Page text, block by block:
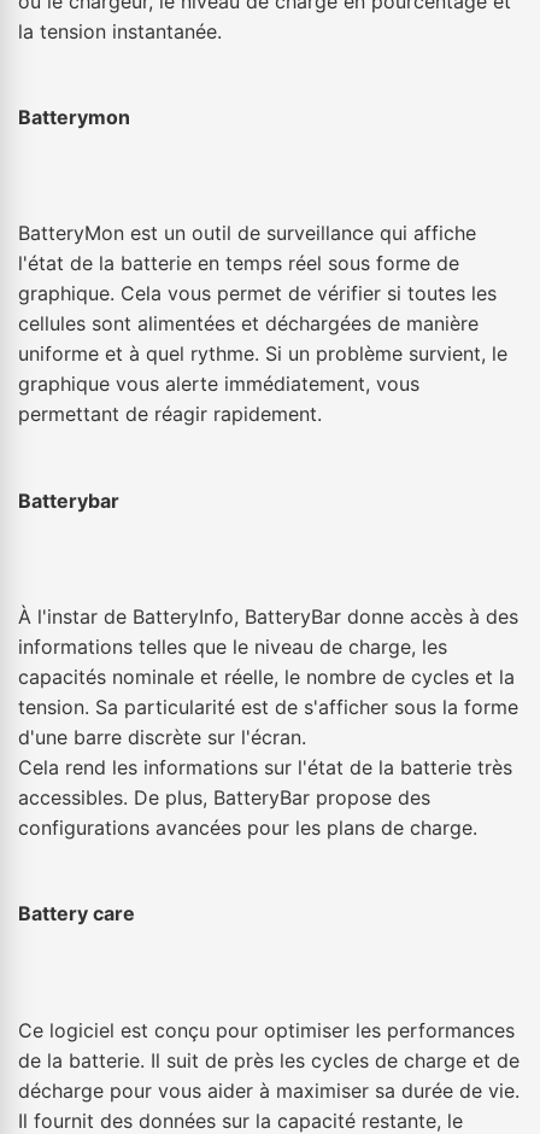
la tension instantanée.
Batterymon
BatteryMon est un outil de surveillance qui affiche
l'état de la batterie en temps réel sous forme de
graphique. Cela vous permet de vérifier si toutes les
cellules sont alimentées et déchargées de manière
uniforme et à quel rythme. Si un problème survient, le
graphique vous alerte immédiatement, vous
permettant de réagir rapidement.
Batterybar
À l'instar de BatteryInfo, BatteryBar donne accès à des
informations telles que le niveau de charge, les
capacités nominale et réelle, le nombre de cycles et la
tension. Sa particularité est de s'afficher sous la forme
d'une barre discrète sur l'écran.
Cela rend les informations sur l'état de la batterie très
accessibles. De plus, BatteryBar propose des
configurations avancées pour les plans de charge.
Battery care
Ce logiciel est conçu pour optimiser les performances
de la batterie. Il suit de près les cycles de charge et de
décharge pour vous aider à maximiser sa durée de vie.
Il fournit des données sur la capacité restante, le